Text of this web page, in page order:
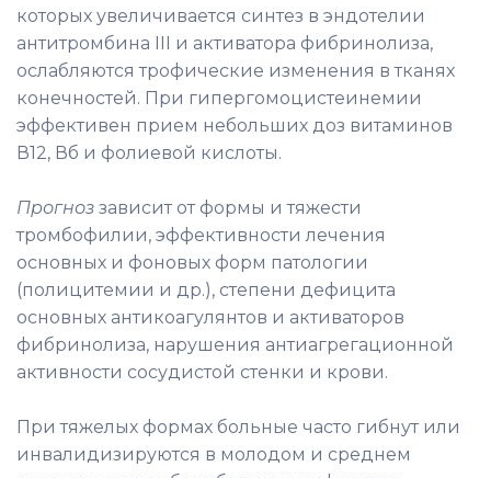
которых увеличивается синтез в эндотелии
антитромбина III и активатора фибринолиза,
ослабляются трофические изменения в тканях
конечностей. При гипергомоцистеинемии
эффективен прием небольших доз витаминов
В12, Вб и фолиевой кислоты.
Прогноз зависит от формы и тяжести
тромбофилии, эффективности лечения
основных и фоновых форм патологии
(полицитемии и др.), степени дефицита
основных антикоагулянтов и активаторов
фибринолиза, нарушения антиагрегационной
активности сосудистой стенки и крови.
При тяжелых формах больные часто гибнут или
инвалидизируются в молодом и среднем